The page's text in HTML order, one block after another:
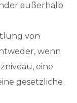
außerhalb
von
wenn
eine
gesetzliche